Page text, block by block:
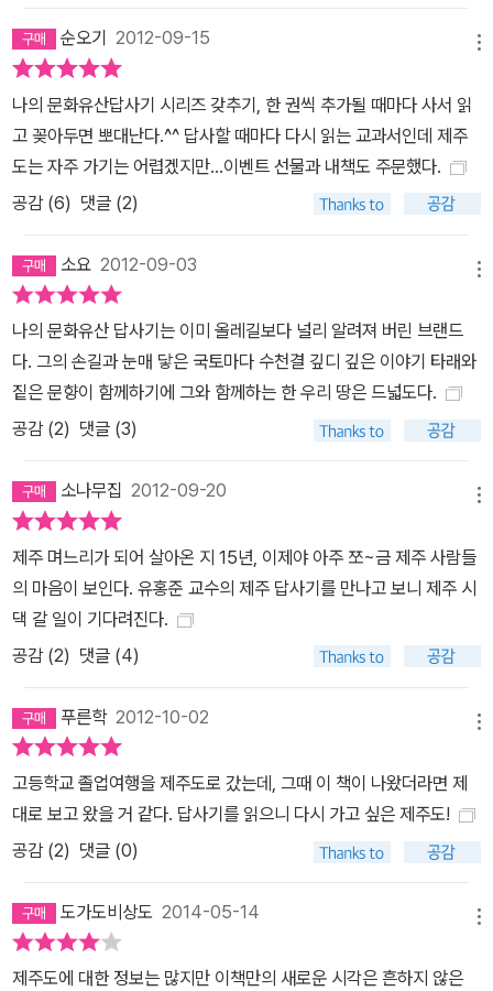
한 오현단의 모습에 대한 개탄 등 여전히 갈 길이 먼 문화재 행정과 지
자체의 인식 부족에 대한 아쉬움 등을 토로하는 대목은 우리를 돌아
보게 만든다. 네번째 지역은 ‘제주의 서남쪽’으로 하멜과 서복의 흔적
이 남은 산방산 일대, 일본군 진지동굴과 알뜨르 비행장이 있는 송악
산 일대, 추사가 유배 왔던 대정, 그리고 제주 추사관이 자리하고 있고
대정향교와 대정읍성에서 가까운 모슬포 일대가 펼쳐진다. 이 지역에
서는 『완당평전』을 썼던 저자의 김정희에 대한 해박한 지식을 바탕으
로 문화재청장 재임 당시 제주 추사관을 재건하며 경험했던 에피소드
가 흥미롭게 소개된다. 마지막 ‘가시리에서 돈내코까지’에서는 제주
마, 토종닭 마을, 재일동포 공덕비 등을 둘러보며 그간의 여정을 마무
리한다. 여기서는 특히 제주의 자연, 문화, 신앙, 언어, 역사 등을 집약
하며 ‘제주학’의 경지를 지향했고 저자에게 영감을 불어넣어준 주요
한 두 인물인 ‘나비박사’ 석주명과 일본인 인류학자 이즈미 세이이찌
물들의 이야기가 나오지만 특히 이 두 인물의 이야기는 이채롭고 뜻
깊다. ‘답사기’의 새로운 경지 ‘답사기’ 2권 출간 당시 시인 고은은 “유
는 찬사를 보낸 바 있지만, 주목받지 못하고 제대로 조명된 적 없는 문
화유산의 가치를 일깨우고 생기를 불어넣어주었던 유홍준 교수의 섬
세한 시선과 해박한 인문적 해석은 이번 제주편에서 문화유산뿐 아니
라 제주의 자연, 민속, 언어에까지 미친다. 저자는 이에 예의 답사기가
궁극적으로는 ‘제주학’의 초석이 되기를 바란다고 밝힌다. 300만이
넘는 독자의 선택을 받았던 ‘답사기’ 제주편을 통해 제주는 흔한 관광
지와 휴양지를 넘어서 한국인에게 주어진 천혜의 문화 답사지로 거듭
날 것을 기대해본다. 이번 제7권 ‘제주 답사기’는 종이책 출간과 동시
에 종이책의 실감을 더해 편의성을 갖출 수 있도록 심혈을 기울여 만
든 전자책을 독자들에게 선보인다. 이어서 앞권 1~6권도 전자책으로
출시할 예정이다. 이번 전자책은 다양한 멀티미디어 및 추가적인 기
능을 제공하는 ‘이펍(Epub) 3 버전’으로도 제작되었다. 또한 이번에
는 제주 지역 및 여행사과 협력하여 특화된 여행상품으로 개발하여
순오기 2012-09-15
나의 문화유산답사기 시리즈 갖추기, 한 권씩 추가될 때마다 사서 읽
고 꽂아두면 뽀대난다.^^ 답사할 때마다 다시 읽는 교과서인데 제주
도는 자주 가기는 어렵겠지만...이벤트 선물과 내책도 주문했다.
공감 (6) 댓글 (2)
소요 2012-09-03
나의 문화유산 답사기는 이미 올레길보다 널리 알려져 버린 브랜드
다. 그의 손길과 눈매 닿은 국토마다 수천결 깊디 깊은 이야기 타래와
짙은 문향이 함께하기에 그와 함께하는 한 우리 땅은 드넓도다.
공감 (2) 댓글 (3)
소나무집 2012-09-20
제주 며느리가 되어 살아온 지 15년, 이제야 아주 쪼~금 제주 사람들
의 마음이 보인다. 유홍준 교수의 제주 답사기를 만나고 보니 제주 시
댁 갈 일이 기다려진다.
공감 (2) 댓글 (4)
푸른학2012-10-02
고등학교 졸업여행을 제주도로 갔는데, 그때 이 책이 나왔더라면 제
대로 보고 왔을 거 같다. 답사기를 읽으니 다시 가고 싶은 제주도!
공감 (2) 댓글 (0)
도가도비상도 2014-05-14
제주도에 대한 정보는 많지만 이책만의 새로운 시각은 흔하지 않은